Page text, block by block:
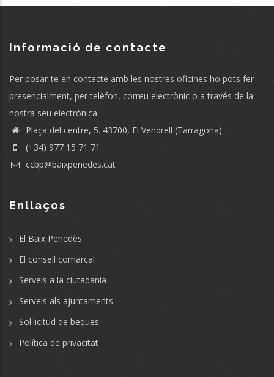
Informació de contacte
Per posar-te en contacte amb les nostres oficines ho pots fer
presencialment, per telèfon, correu electrònic o a través de la
nostra seu electrònica.
Plaça del centre, 5. 43700, El Vendrell (Tarragona)
(+34) 977 15 71 71
ccbp@baixpenedes.cat
Enllaços
El Baix Penedès
El consell comarcal
Serveis a la ciutadania
Serveis als ajuntaments
Sol·licitud de beques
Política de privacitat